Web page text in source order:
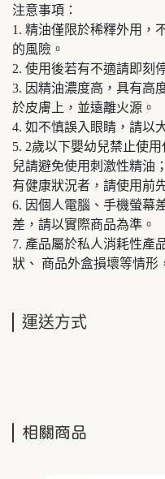
注意事項：
1. 精油僅限於稀釋外用，
的風險。
2. 使用後若有不適請即刻
3. 因精油濃度高，具有高
於皮膚上，並遠離火源。
4. 如不慎誤入眼睛，請以
5. 2歲以下嬰幼兒禁止使
兒請避免使用刺激性精油
有健康狀況者，請使用前
6. 因個人電腦、手機螢幕
差，請以實際商品為準。
7. 產品屬於私人消耗性產
狀、 商品外盒損壞等情形
運送方式
相關商品